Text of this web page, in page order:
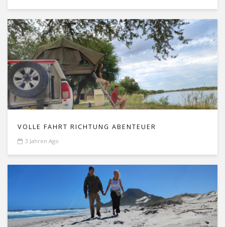
VOLLE FAHRT RICHTUNG ABENTEUER
3 Jahren Ago